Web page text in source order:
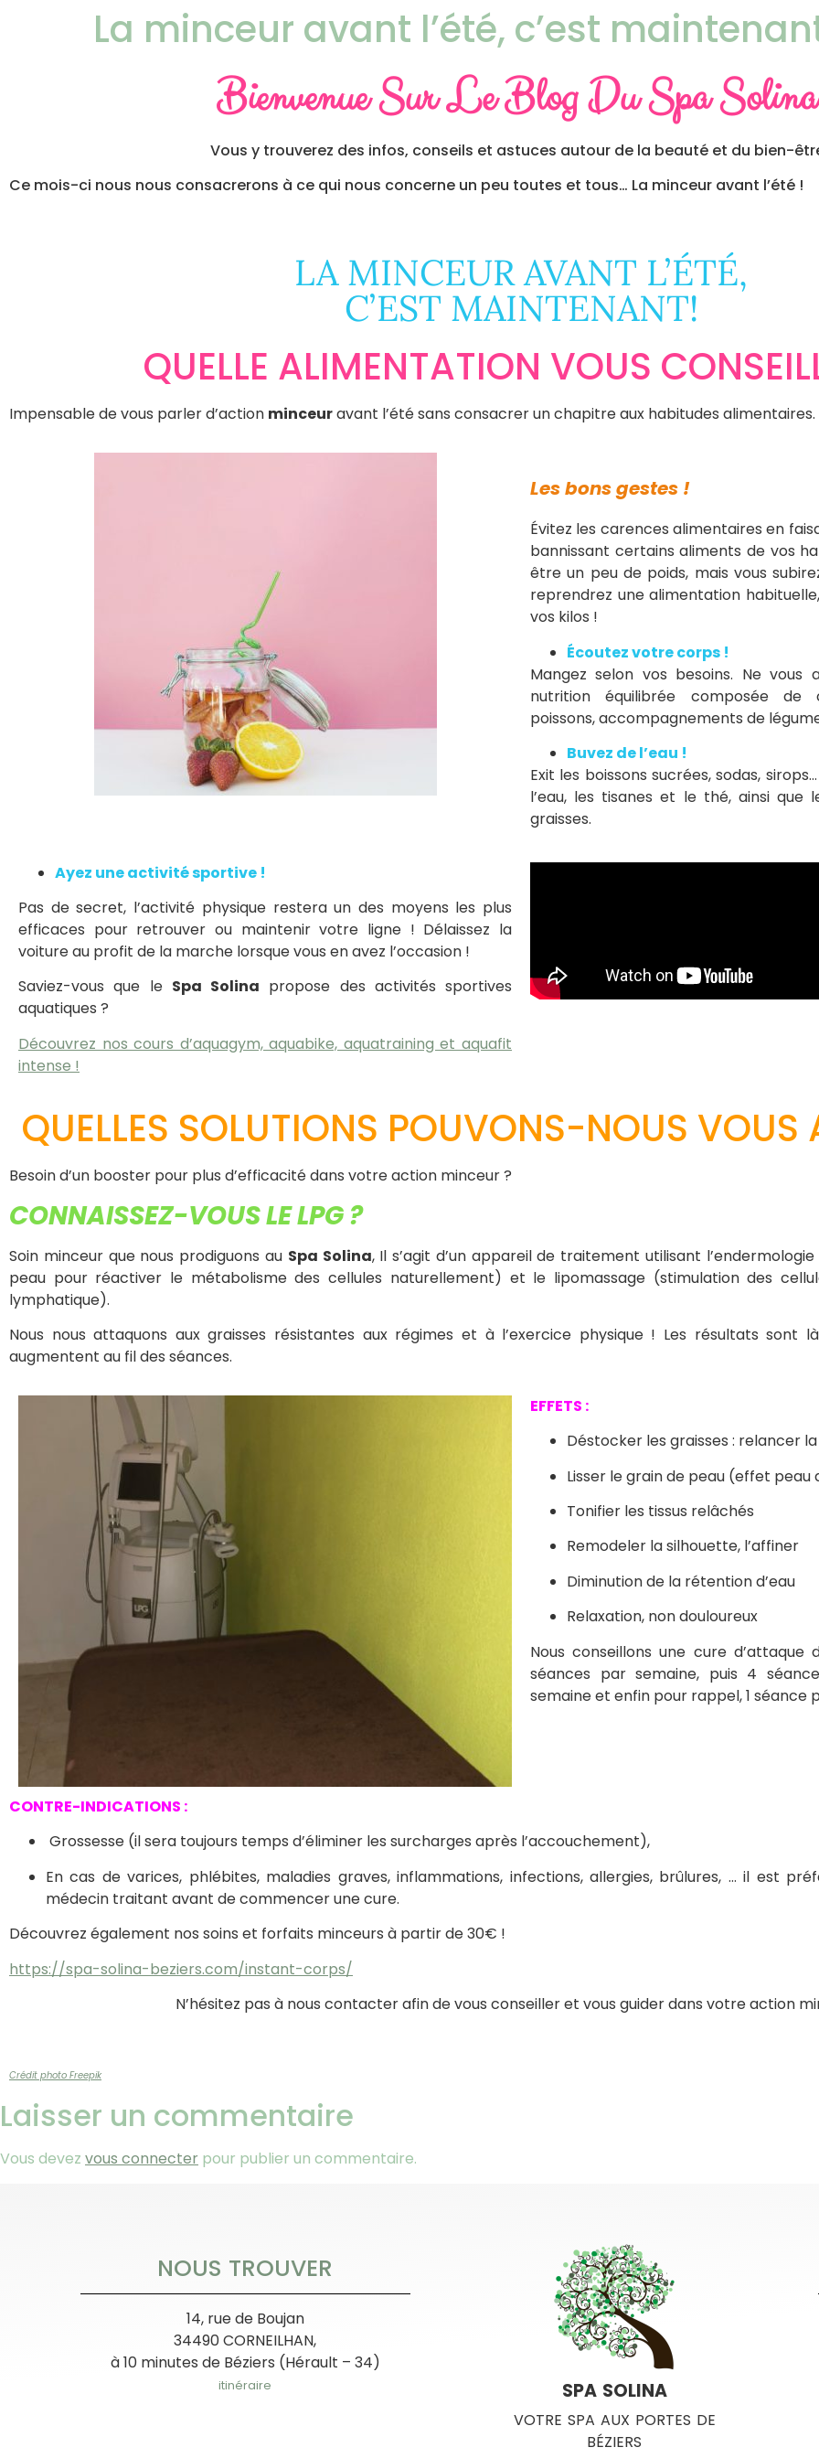
La minceur avant l’été, c’est
Bienvenue Sur Le Blog Du Spa
Vous y trouverez des infos, conseils et astuces autour de la beauté et du bien-
Ce mois-ci nous nous consacrerons à ce qui nous concerne un peu toutes et tous… La minceur avant l’été !
LA MINCEUR AVANT L’ÉTÉ,
C’EST MAINTENANT!
QUELLE ALIMENTATION VOUS
Impensable de vous parler d’action minceuravant l’été sans consacrer un chapitre aux habitudes alimentaires.
Les bons gestes !
Évitez les carences alimentaires en
bannissant certains aliments de vos
être un peu de poids, mais vous
reprendrez une alimentation
vos kilos !
Écoutez votre corps !
Mangez selon vos besoins. Ne vous
nutrition équilibrée composée de
poissons, accompagnements de
Buvez de l’eau !
Exit les boissons sucrées, sodas,
l’eau, les tisanes et le thé, ainsi
graisses.
Ayez une activité sportive !
Pas de secret, l’activité physique restera un des moyens les plus
efficaces pour retrouver ou maintenir votre ligne ! Délaissez la
voiture au profit de la marche lorsque vous en avez l’occasion !
Saviez-vous que le Spa Solina propose des activités sportives
aquatiques ?
Découvrez nos cours d’aquagym, aquabike, aquatraining et aquafit
intense !
QUELLES SOLUTIONS POUVONS-NOUS VOUS
Besoin d’un booster pour plus d’efficacité dans votre action minceur ?
CONNAISSEZ-VOUS LE LPG ?
Soin minceur que nous prodiguons au Spa Solina, Il s’agit d’un appareil de traitement utilisant
peau pour réactiver le métabolisme des cellules naturellement) et le lipomassage (stimulation des
lymphatique).
Nous nous attaquons aux graisses résistantes aux régimes et à l’exercice physique ! Les résultats sont
augmentent au fil des séances.
EFFETS :
Déstocker les graisses : relancer
Lisser le grain de peau (effet peau
Tonifier les tissus relâchés
Remodeler la silhouette, l’affiner
Diminution de la rétention d’eau
Relaxation, non douloureux
Nous conseillons une cure
séances par semaine, puis 4
semaine et enfin pour rappel, 1 séance
CONTRE-INDICATIONS :
Grossesse (il sera toujours temps d’éliminer les surcharges après l’accouchement),
En cas de varices, phlébites, maladies graves, inflammations, infections, allergies, brûlures, … il est
médecin traitant avant de commencer une cure.
Découvrez également nos soins et forfaits minceurs à partir de 30€ !
https://spa-solina-beziers.com/instant-corps/
N’hésitez pas à nous contacter afin de vous conseiller et vous guider dans votre action
Crédit photo Freepik
Laisser un commentaire
Vous devez vous connecter pour publier un commentaire.
NOUS TROUVER
14, rue de Boujan
34490 CORNEILHAN,
à 10 minutes de Béziers (Hérault – 34)
itinéraire SPA SOLINA
VOTRE SPA AUX PORTES DE
BÉZIERS